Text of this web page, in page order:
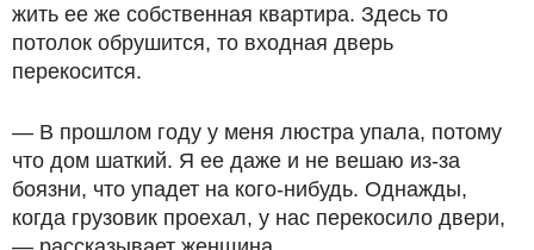
жить ее же собственная квартира. Здесь то
потолок обрушится, то входная дверь
перекосится.
— В прошлом году у меня люстра упала, потому
что дом шаткий. Я ее даже и не вешаю из-за
боязни, что упадет на кого-нибудь. Однажды,
когда грузовик проехал, у нас перекосило двери,